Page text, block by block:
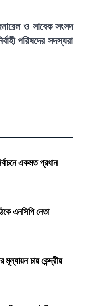
ও সাবেক সংসদ
পরিষদের সদস্যরা
একমত প্রধান
এনসিপি নেতা
চায় কেন্দ্রীয়